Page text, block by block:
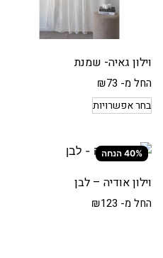
וילון גאיה- שמנת
החל מ- ₪73
בחר אפשרויות
40% הנחה
וילון אודיה – לבן
החל מ- ₪123